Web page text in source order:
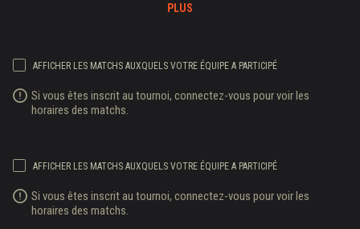
PLUS
AFFICHER LES MATCHS AUXQUELS VOTRE ÉQUIPE A PARTICIPÉ
Si vous êtes inscrit au tournoi, connectez-vous pour voir les
horaires des matchs.
AFFICHER LES MATCHS AUXQUELS VOTRE ÉQUIPE A PARTICIPÉ
Si vous êtes inscrit au tournoi, connectez-vous pour voir les
horaires des matchs.